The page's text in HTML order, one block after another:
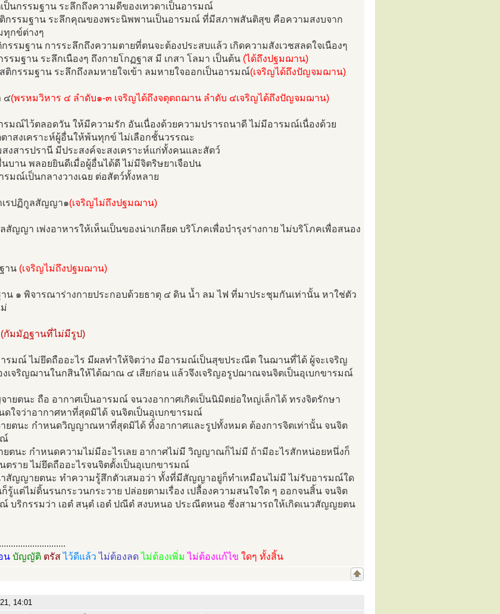
ป็นกรรมฐาน ระลึกถึงความดีของเทวดาเป็นอารมณ์
กรรมฐาน ระลึกคุณของพระนิพพานเป็นอารมณ์ ที่มีสภาพสันติสุข คือความสงบจาก
ทุกข์ต่างๆ
รมฐาน การระลึกถึงความตายที่ตนจะต้องประสบแล้ว เกิดความสังเวชสลดใจเนืองๆ
รมฐาน ระลึกเนืองๆ ถึงกายโกฏฐาส มี เกสา โลมา เป็นต้น (ได้ถึงปฐมฌาน)
ติกรรมฐาน ระลึกถึงลมหายใจเข้า ลมหายใจออกเป็นอารมณ์(เจริญได้ถึงปัญจมฌาน)
๔(พรหมวิหาร ๔ ลำดับ๑-๓ เจริญได้ถึงจตุตถฌาน ลำดับ ๔เจริญได้ถึงปัญจมฌาน)
รมณ์ไว้ตลอดวัน ให้มีความรัก อันเนื่องด้วยความปรารถนาดี ไม่มีอารมณ์เนื่องด้วย
าสงเคราะห์ผู้อื่นให้พ้นทุกข์ ไม่เลือกชั้นวรรณะ
งสารปรานี มีประสงค์จะสงเคราะห์แก่ทั้งคนและสัตว์
บาน พลอยยินดีเมื่อผู้อื่นได้ดี ไม่มีจิตริษยาเจือปน
รมณ์เป็นกลางวางเฉย ต่อสัตว์ทั้งหลาย
เรปฏิกูลสัญญา๑(เจริญไม่ถึงปฐมฌาน)
สัญญา เพ่งอาหารให้เห็นเป็นของน่าเกลียด บริโภคเพื่อบำรุงร่างกาย ไม่บริโภคเพื่อสนอง
าน (เจริญไม่ถึงปฐมฌาน)
าน ๑ พิจารณาร่างกายประกอบด้วยธาตุ ๔ ดิน น้ำ ลม ไฟ ที่มาประชุมกันเท่านั้น หาใช่ตัว
(กัมมัฏฐานที่ไม่มีรูป)
ารมณ์ ไม่ยึดถืออะไร มีผลทำให้จิตว่าง มีอารมณ์เป็นสุขประณีต ในฌานที่ได้ ผู้จะเจริญ
เจริญฌานในกสินให้ได้ฌาณ ๔ เสียก่อน แล้วจึงเจริญอรูปฌาณจนจิตเป็นอุเบกขารมณ์
ายตนะ ถือ อากาศเป็นอารมณ์ จนวงอากาศเกิดเป็นนิมิตย่อใหญ่เล็กได้ ทรงจิตรักษา
ดใจว่าอากาศหาที่สุดมิได้ จนจิตเป็นอุเบกขารมณ์
ตนะ กำหนดวิญญาณหาที่สุดมิได้ ทิ้งอากาศและรูปทั้งหมด ต้องการจิตเท่านั้น จนจิต
ณ์
ตนะ กำหนดความไม่มีอะไรเลย อากาศไม่มี วิญญาณก็ไม่มี ถ้ามีอะไรสักหน่อยหนึ่งก็
ตราย ไม่ยึดถืออะไรจนจิตตั้งเป็นอุเบกขารมณ์
สัญญายตนะ ทำความรู้สึกตัวเสมอว่า ทั้งที่มีสัญญาอยู่ก็ทำเหมือนไม่มี ไม่รับอารมณ์ใด
รู้แต่ไม่ดิ้นรนกระวนกระวาย ปล่อยตามเรื่อง เปลื้องความสนใจใด ๆ ออกจนสิ้น จนจิต
ณ์ บริกรรมว่า เอตํ สนฺตํ เอตํ ปณีตํ สงบหนอ ประณีตหนอ ซึ่งสามารถให้เกิดเนวสัญญยตน
น บัญญัติ ตรัสไว้ดีแล้วไม่ต้องลดไม่ต้องเพิ่ม ไม่ต้องแก้ไข ใดๆ ทั้งสิ้น
14:01